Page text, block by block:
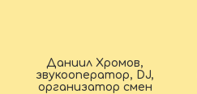
Даниил Хромов,
звукооператор, DJ,
организатор смен